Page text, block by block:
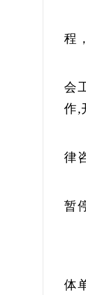
程
会
作,
律
暂
体